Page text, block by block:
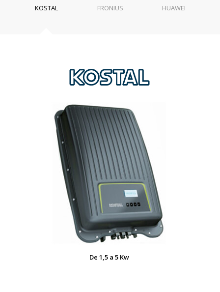
KOSTAL FRONIUS HUAWEI
De 1,5 a 5 Kw